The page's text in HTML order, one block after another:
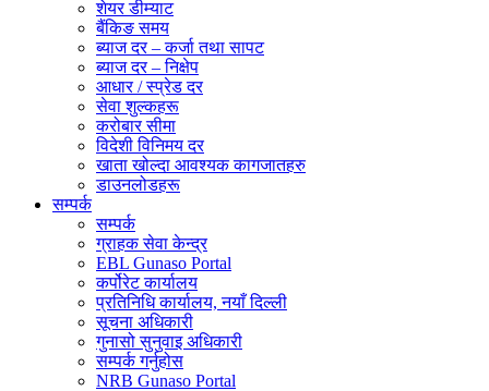
शेयर डीम्याट
बैंकिङ समय
ब्याज दर – कर्जा तथा सापट
ब्याज दर – निक्षेप
आधार / स्प्रेड दर
सेवा शुल्कहरू
करोबार सीमा
विदेशी विनिमय दर
खाता खोल्दा आवश्यक कागजातहरु
डाउनलोडहरू
सम्पर्क
सम्पर्क
ग्राहक सेवा केन्द्र
EBL Gunaso Portal
कर्पोरेट कार्यालय
प्रतिनिधि कार्यालय, नयाँ दिल्ली
सूचना अधिकारी
गुनासो सुनुवाइ अधिकारी
सम्पर्क गर्नुहोस
NRB Gunaso Portal